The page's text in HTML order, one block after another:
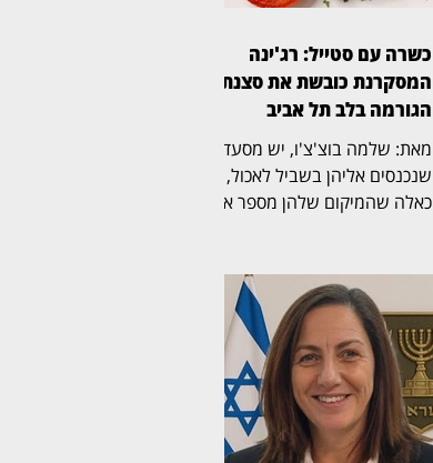
כשרה עם סטייל: רג'ינה
המסקרנת כובשת את סצנת
הגורמה בלב תל אביב
מאת: שלמה בוצ'צ'ו, יש מסעדות
שנכנסים אליהן בשביל לאכול, ויש
כאלה שהמיקום שלהן מספר את
כשרה וגינת אירועים במבנה 10
במתחם התחנה שבנווה צדק,
משלבת מבנה היסטורי, גינה
רחבת ידיים, קרבה לים ומטבח
בשרי הנשען על חומרי גלם, אש
וטכניקת צלייה מדויקת. ריקי,
מנהלת המסעדה, קיבלה את